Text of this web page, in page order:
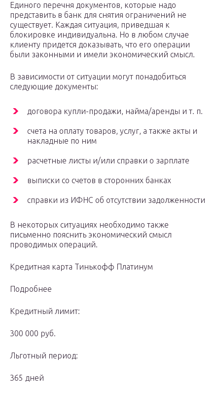
Единого перечня документов, которые надо
представить в банк для снятия ограничений не
существует. Каждая ситуация, приведшая к
блокировке индивидуальна. Но в любом случае
клиенту придется доказывать, что его операции
были законными и имели экономический смысл.
В зависимости от ситуации могут понадобиться
следующие документы:
договора купли-продажи, найма/аренды и т. п.
счета на оплату товаров, услуг, а также акты и
накладные по ним
расчетные листы и/или справки о зарплате
выписки со счетов в сторонних банках
справки из ИФНС об отсутствии задолженности
В некоторых ситуациях необходимо также
письменно пояснить экономический смысл
проводимых операций.
Кредитная карта Тинькофф Платинум
Подробнее
Кредитный лимит:
300 000 руб.
Льготный период:
365 дней